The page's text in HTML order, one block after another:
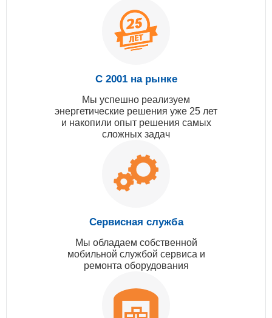
С 2001 на рынке
Мы успешно реализуем
энергетические решения уже 25 лет
и накопили опыт решения самых
сложных задач
Сервисная служба
Мы обладаем собственной
мобильной службой сервиса и
ремонта оборудования